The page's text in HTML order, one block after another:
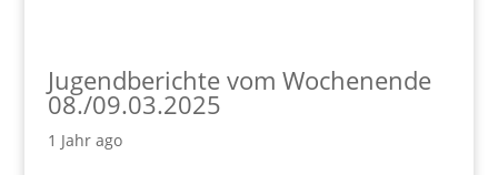
Jugendberichte vom Wochenende
08./09.03.2025
1 Jahr ago